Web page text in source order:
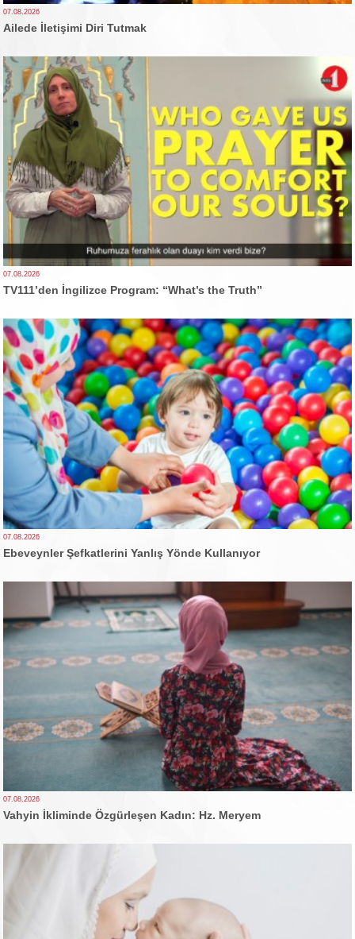
07.08.2026
Ailede İletişimi Diri Tutmak
07.08.2026
TV111’den İngilizce Program: “What’s the Truth”
07.08.2026
Ebeveynler Şefkatlerini Yanlış Yönde Kullanıyor
07.08.2026
Vahyin İkliminde Özgürleşen Kadın: Hz. Meryem